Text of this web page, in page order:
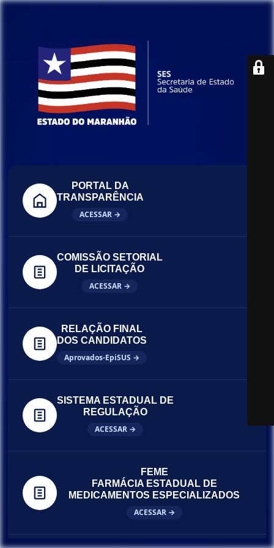
PORTAL DA
TRANSPARÊNCIA
ACESSAR →
COMISSÃO SETORIAL
DE LICITAÇÃO
ACESSAR →
RELAÇÃO FINAL
DOS CANDIDATOS
Aprovados-EpiSUS →
SISTEMA ESTADUAL DE
REGULAÇÃO
ACESSAR →
FEME
FARMÁCIA ESTADUAL DE
MEDICAMENTOS ESPECIALIZADOS
ACESSAR →